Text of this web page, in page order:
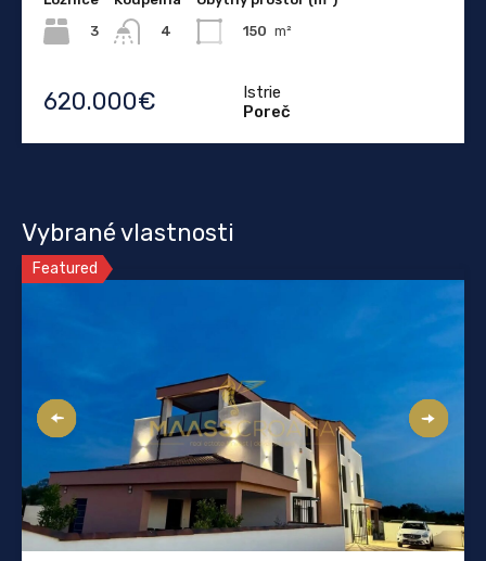
3
4
150 m²
620.000€
Istrie
Poreč
Vybrané vlastnosti
Featured